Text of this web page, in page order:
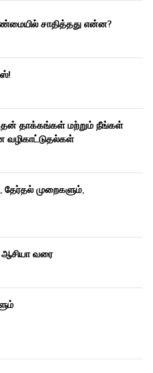
சாதித்தது என்ன?
தாக்கங்கள் மற்றும் நீங்கள்
வழிகாட்டுதல்கள்
தேர்தல் முறைகளும்,
ஆசியா வரை